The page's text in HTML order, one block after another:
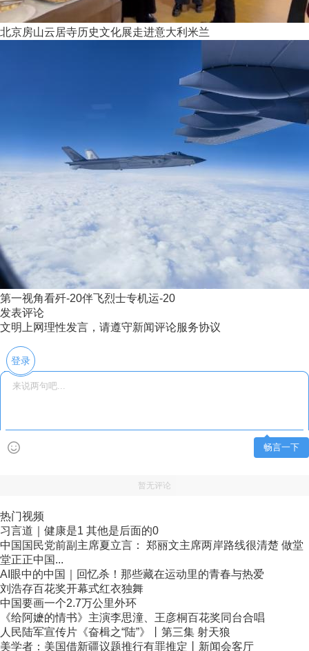
北京房山云居寺历史文化展走进意大利米兰
第一视角看歼-20伴飞烈士专机运-20
发表评论
文明上网理性发言，请遵守新闻评论服务协议
登录
畅言一下
暂无评论
热门视频
习言道｜健康是1 其他是后面的0
中国国民党前副主席夏立言： 郑丽文主席两岸路线很清楚 做堂
堂正正中国...
AI眼中的中国｜回忆杀！那些藏在运动里的青春与热爱
刘浩存百花奖开幕式红衣独舞
中国要画一个2.7万公里外环
《给阿嬷的情书》主演李思潼、王彦桐百花奖同台合唱
人民陆军宣传片《奋楫之“陆”》丨第三集 射天狼
美学者：美国借新疆议题推行有罪推定丨新闻会客厅